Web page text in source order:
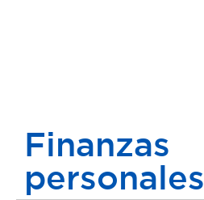
Finanzas
personales